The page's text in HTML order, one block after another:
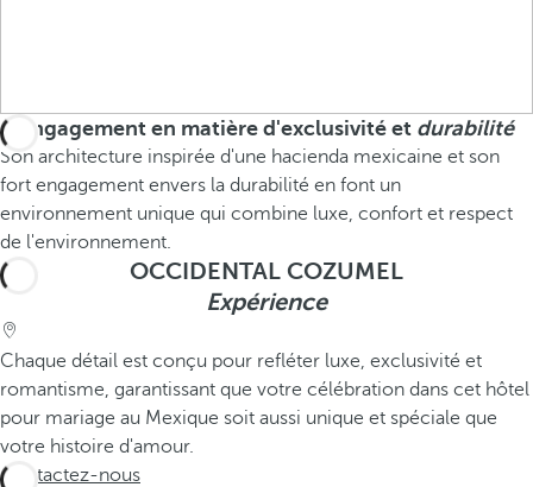
Engagement en matière d'exclusivité et durabilité
Son architecture inspirée d'une hacienda mexicaine et son
fort engagement envers la durabilité en font un
environnement unique qui combine luxe, confort et respect
de l'environnement.
OCCIDENTAL COZUMEL
Expérience
Chaque détail est conçu pour refléter luxe, exclusivité et
romantisme, garantissant que votre célébration dans cet hôtel
pour mariage au Mexique soit aussi unique et spéciale que
votre histoire d'amour.
Contactez-nous